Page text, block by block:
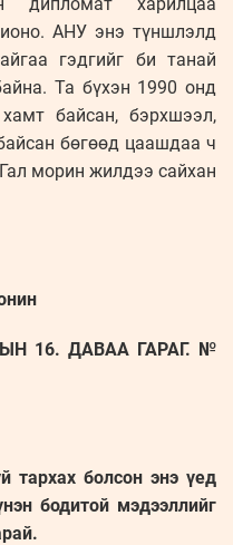
АНУ энэ түншлэлд
гэдгийг би танай
Та бүхэн 1990 онд
байсан, бэрхшээл,
бөгөөд цаашдаа ч
морин жилдээ сайхан
16. ДАВАА ГАРАГ. №
тархах болсон энэ үед
бодитой мэдээллийг